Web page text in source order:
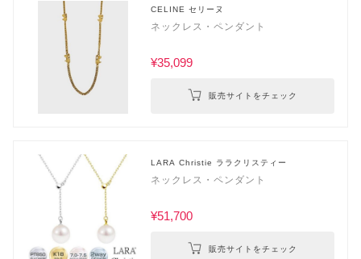
CELINE セリーヌ
ネックレス・ペンダント
¥35,099
販売サイトをチェック
LARA Christie ララクリスティー
ネックレス・ペンダント
¥51,700
販売サイトをチェック